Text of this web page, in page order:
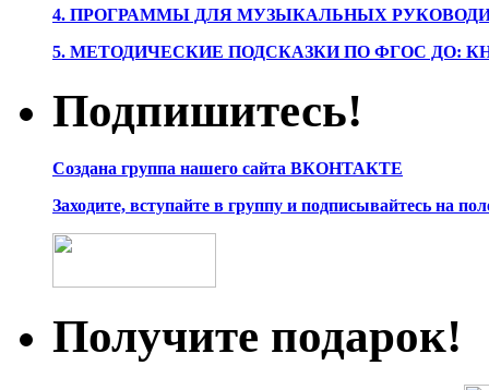
4. ПРОГРАММЫ ДЛЯ МУЗЫКАЛЬНЫХ
5. МЕТОДИЧЕСКИЕ ПОДСКАЗКИ ПО ФГОС ДО:
Подпишитесь!
Создана группа нашего сайта ВКОНТАКТЕ
Заходите, вступайте в группу и подписывайтесь на
Получите подарок!